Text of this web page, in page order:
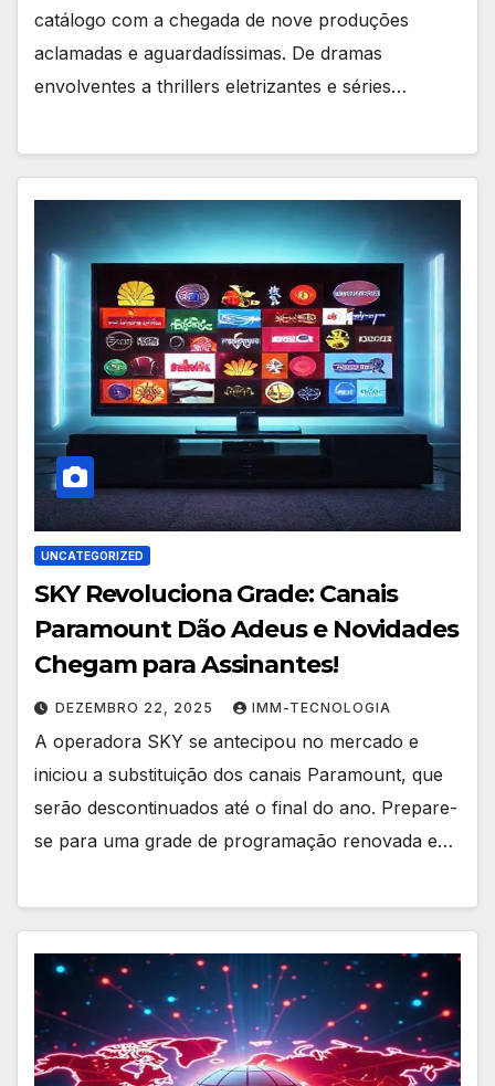
catálogo com a chegada de nove produções
aclamadas e aguardadíssimas. De dramas
envolventes a thrillers eletrizantes e séries…
UNCATEGORIZED
SKY Revoluciona Grade: Canais
Paramount Dão Adeus e Novidades
Chegam para Assinantes!
DEZEMBRO 22, 2025 IMM-TECNOLOGIA
A operadora SKY se antecipou no mercado e
iniciou a substituição dos canais Paramount, que
serão descontinuados até o final do ano. Prepare-
se para uma grade de programação renovada e…